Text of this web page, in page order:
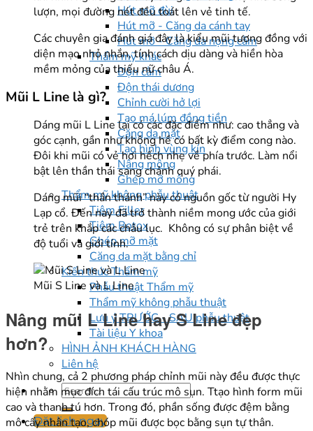
Hút mỡ đùi
Hút mỡ - Căng da cánh tay
Hút mỡ - Căng da nọng cằm
Thẩm mỹ khác
Độn cằm
Độn thái dương
Chỉnh cười hở lợi
Tạo má lúm đồng tiền
Căng da mặt
Tạo hình vùng kín
Nâng mông
Ghép mỡ mông
Thẩm mỹ không phẫu thuật
Tiêm Filler
Tiêm Botox
Ghép mỡ mặt
Căng da mặt bằng chỉ
Kiến thức Thẩm mỹ
Phẫu thuật Thẩm mỹ
Thẩm mỹ không phẫu thuật
Lưu ý TRƯỚC - SAU phẫu thuật
Tài liệu Y khoa
HÌNH ẢNH KHÁCH HÀNG
Liên hệ
Đặt lịch ngay
lượn, mọi đường nét đều toát lên vẻ tinh tế.
Các chuyên gia đánh giá đây là kiểu mũi tương đồng với
diện mạo nhỏ nhắn, tính cách dịu dàng và hiền hòa
mềm mỏng của thiếu nữ châu Á.
Mũi L Line là gì?
Dáng mũi L Line lại có các đặc điểm như: cao thẳng và
góc cạnh, gần như không hề có bất kỳ điểm cong nào.
Đôi khi mũi có vẻ hơi hếch nhẹ về phía trước. Làm nổi
bật lên thần thái sang chảnh quý phái.
Dáng mũi “thần thánh” này có nguồn gốc từ người Hy
Lạp cổ. Đến nay đã trở thành niềm mong ước của giới
trẻ trên khắp các châu lục. Không có sự phân biệt về
độ tuổi và giới tính.
Mũi S Line và L Line
Nâng mũi L Line hay S Line đẹp
hơn?
Nhìn chung, cả 2 phương pháp chỉnh mũi này đều được thực
hiện nhằm mục đích tái cấu trúc mô sụn. Ttạo hình form mũi
cao và thanh tú hơn. Trong đó, phần sống được đệm bằng
mô cấy nhân tạo, chóp mũi được bọc bằng sụn tự thân.